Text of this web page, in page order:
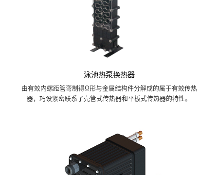
泳池热泵换热器
由有效内螺距管弯制得Ω形与金属结构件分解成的属于有效传热
器，巧设紧密联系了壳管式传热器和平板式传热器的特性。